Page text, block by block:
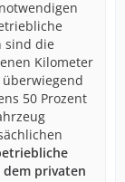
sind die
Kilometer
50 Prozent
privaten